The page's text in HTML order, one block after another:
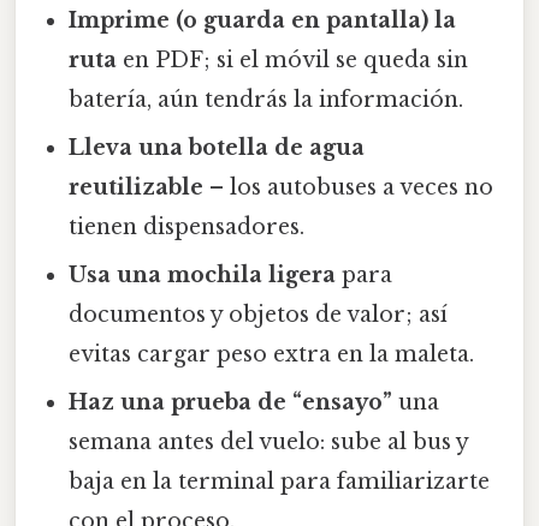
Imprime (o guarda en pantalla) la
ruta en PDF; si el móvil se queda sin
batería, aún tendrás la información.
Lleva una botella de agua
reutilizable – los autobuses a veces no
tienen dispensadores.
Usa una mochila ligera para
documentos y objetos de valor; así
evitas cargar peso extra en la maleta.
Haz una prueba de “ensayo” una
semana antes del vuelo: sube al bus y
baja en la terminal para familiarizarte